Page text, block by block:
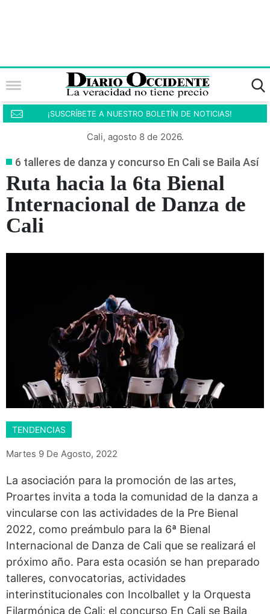
¡SUSCRÍBETE A NUESTRO BOLETÍN DE NOTICIAS!
Cali, agosto 8 de 2026.
6 talleres de danza y concurso En Cali se Baila Así
Ruta hacia la 6ta Bienal
Internacional de Danza de
Cali
TENDENCIAS
Martes 9 De Agosto, 2022
La asociación para la promoción de las artes,
Proartes invita a toda la comunidad de la danza a
vincularse con las actividades de la Pre Bienal
2022, como preámbulo para la 6ª Bienal
Internacional de Danza de Cali que se realizará el
próximo año. Para esta ocasión se han preparado
talleres, convocatorias, actividades
interinstitucionales con Incolballet y la Orquesta
Filarmónica de Cali; el concurso En Cali se Baila